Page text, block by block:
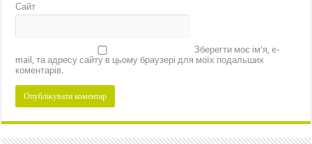
Сайт
Зберегти моє ім'я, e-
mail, та адресу сайту в цьому браузері для моїх подальших
коментарів.